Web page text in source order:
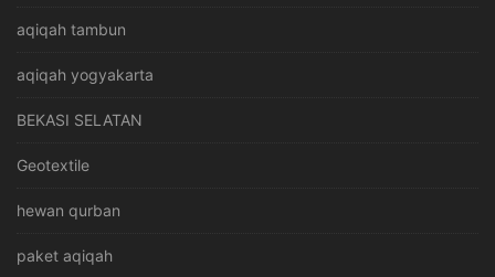
aqiqah tambun
aqiqah yogyakarta
BEKASI SELATAN
Geotextile
hewan qurban
paket aqiqah